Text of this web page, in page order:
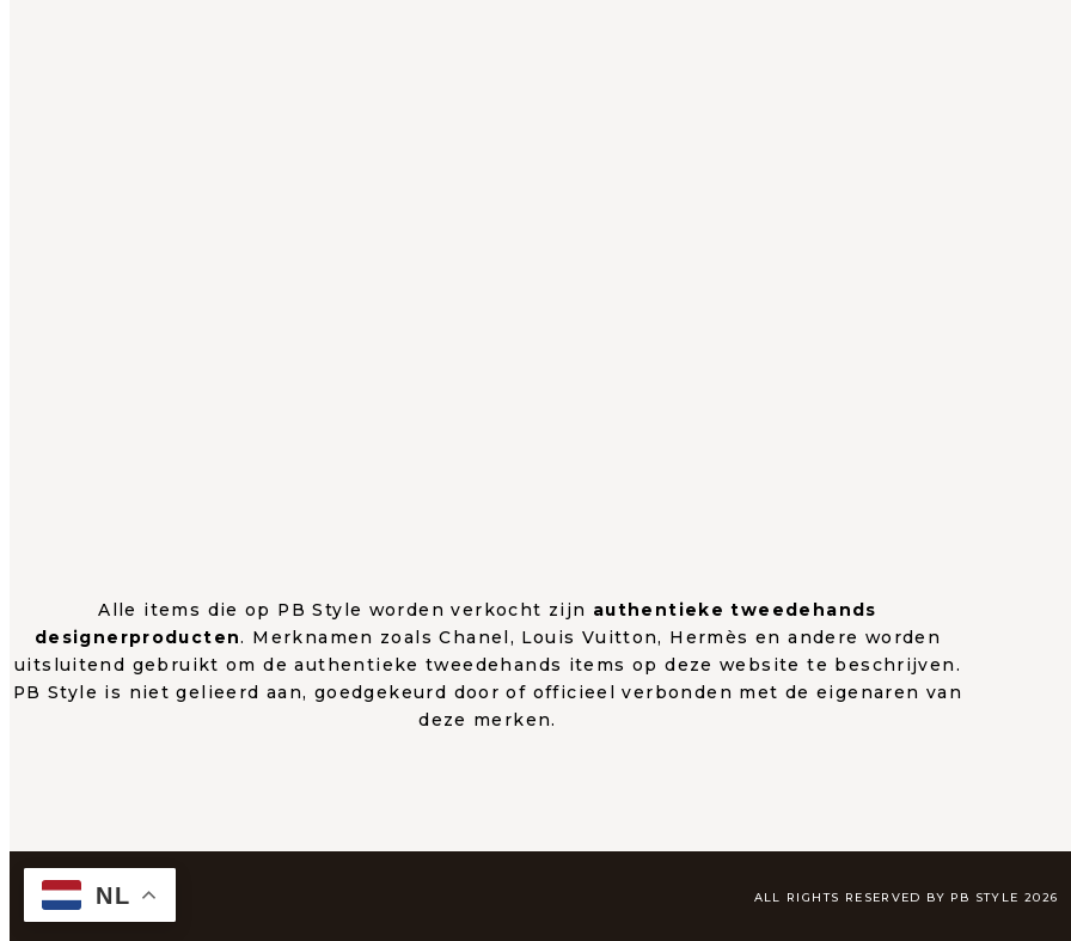
Alle items die op PB Style worden verkocht zijn authentieke tweedehands
designerproducten. Merknamen zoals Chanel, Louis Vuitton, Hermès en andere worden
uitsluitend gebruikt om de authentieke tweedehands items op deze website te beschrijven.
PB Style is niet gelieerd aan, goedgekeurd door of officieel verbonden met de eigenaren van
deze merken.
ALL RIGHTS RESERVED BY PB STYLE 2026
NL